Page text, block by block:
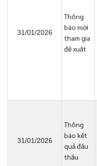
31/01/2026
Thông
báo mời
tham gia
đề xuất
31/01/2026
Thông
báo kết
quả đầu
thầu